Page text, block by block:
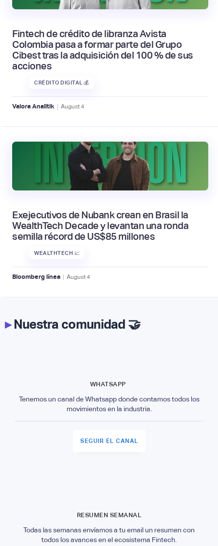
Fintech de crédito de libranza Avista
Colombia pasa a formar parte del Grupo
Cibest tras la adquisición del 100 % de sus
acciones
CRÉDITO DIGITAL 💰
Valora Analitik | August4
Exejecutivos de Nubank crean en Brasil la
WealthTech Decade y levantan una ronda
semilla récord de US$85 millones
WEALTHTECH 📈
Bloomberg línea | August4
▸Nuestra comunidad 🤝
WHATSAPP
Tenemos un canal de Whatsapp donde contamos todos los
movimientos en la industria.
SEGUIR EL CANAL
RESUMEN SEMANAL
Todas las semanas envíamos a tu email un resumen con
todos los avances en el ecosistema Fintech.